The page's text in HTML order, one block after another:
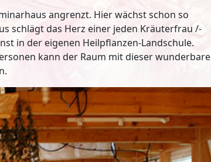
angrenzt. Hier wächst schon so
schlägt das Herz einer jeden Kräuterfrau /-
in der eigenen Heilpflanzen-Landschule.
kann der Raum mit dieser wunderbare